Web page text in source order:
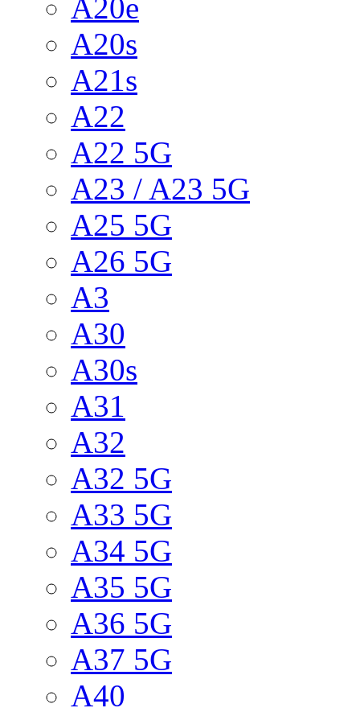
A20e
A20s
A21s
A22
A22 5G
A23 / A23 5G
A25 5G
A26 5G
A3
A30
A30s
A31
A32
A32 5G
A33 5G
A34 5G
A35 5G
A36 5G
A37 5G
A40